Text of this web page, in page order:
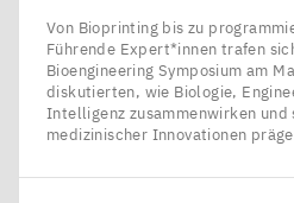
Von Bioprinting bis zu
Führende Expert*innen trafen
Bioengineering Symposium am
diskutierten, wie Biologie,
Intelligenz zusammenwirken und
medizinischer Innovationen